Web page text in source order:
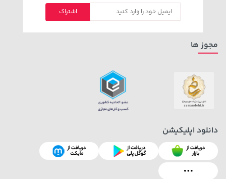
خرید
141,000 تومان
165,900
129,000 تومان
145,900
خرید 169,900 تومان
اشتراک
مجوز ها
دانلود اپلیکیشن